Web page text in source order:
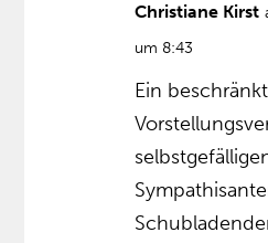
Christiane Kirst
um 8:43
Ein